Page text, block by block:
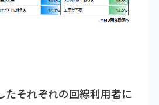
たそれぞれの回線利用者に